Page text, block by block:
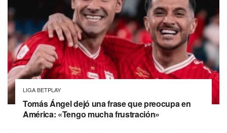
LIGA BETPLAY
Tomás Ángel dejó una frase que preocupa en
América: «Tengo mucha frustración»